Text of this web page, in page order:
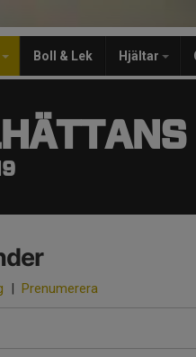
Boll & Lek Hjältar
| Prenumerera